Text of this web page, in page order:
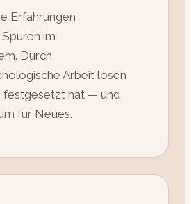
Erfahrungen
im
Durch
Arbeit lösen
festgesetzt hat — und
für Neues.